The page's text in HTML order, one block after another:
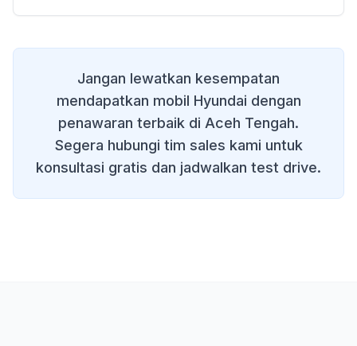
Jangan lewatkan kesempatan
mendapatkan mobil Hyundai dengan
penawaran terbaik di Aceh Tengah.
Segera hubungi tim sales kami untuk
konsultasi gratis dan jadwalkan test drive.